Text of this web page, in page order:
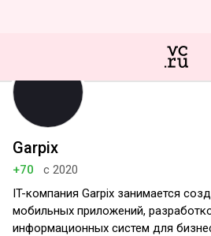
Garpix
+70
с 2020
IT-компания Garpix занимается
мобильных приложений,
информационных систем для